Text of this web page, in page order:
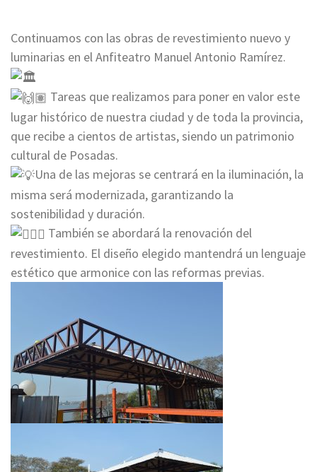
Continuamos con las obras de revestimiento nuevo y
luminarias en el Anfiteatro Manuel Antonio Ramírez.
Tareas que realizamos para poner en valor este
lugar histórico de nuestra ciudad y de toda la provincia,
que recibe a cientos de artistas, siendo un patrimonio
cultural de Posadas.
Una de las mejoras se centrará en la iluminación, la
misma será modernizada, garantizando la
sostenibilidad y duración.
También se abordará la renovación del
revestimiento. El diseño elegido mantendrá un lenguaje
estético que armonice con las reformas previas.